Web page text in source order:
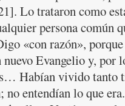
Lo trataron como
persona común
«con razón»,
Evangelio y, por
Habían vivido tanto
no entendían lo que